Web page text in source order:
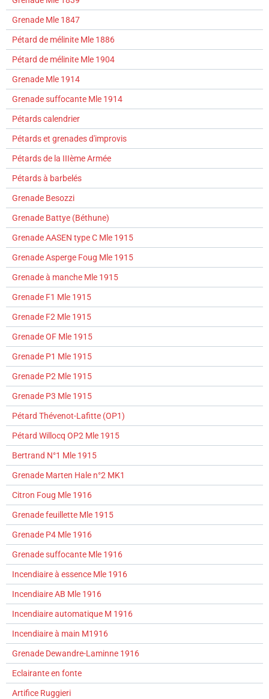
Grenade Mle 1847
Pétard de mélinite Mle 1886
Pétard de mélinite Mle 1904
Grenade Mle 1914
Grenade suffocante Mle 1914
Pétards calendrier
Pétards et grenades d'improvis
Pétards de la IIIème Armée
Pétards à barbelés
Grenade Besozzi
Grenade Battye (Béthune)
Grenade AASEN type C Mle 1915
Grenade Asperge Foug Mle 1915
Grenade à manche Mle 1915
Grenade F1 Mle 1915
Grenade F2 Mle 1915
Grenade OF Mle 1915
Grenade P1 Mle 1915
Grenade P2 Mle 1915
Grenade P3 Mle 1915
Pétard Thévenot-Lafitte (OP1)
Pétard Willocq OP2 Mle 1915
Bertrand N°1 Mle 1915
Grenade Marten Hale n°2 MK1
Citron Foug Mle 1916
Grenade feuillette Mle 1915
Grenade P4 Mle 1916
Grenade suffocante Mle 1916
Incendiaire à essence Mle 1916
Incendiaire AB Mle 1916
Incendiaire automatique M 1916
Incendiaire à main M1916
Grenade Dewandre-Laminne 1916
Eclairante en fonte
Artifice Ruggieri